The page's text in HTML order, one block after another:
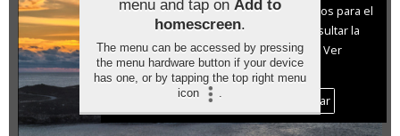
Utilizamos cookies nuestras y de terceros para el
funcionamiento del digital. Puedes consultar la
lista de cookies y como desconectarlas.
Ver
nuestra Política de Privacidad y Cookies
Aceptar Cookies
Personalizar
menu and tap on Add to
homescreen.
The menu can be accessed by pressing
the menu hardware button if your device
has one, or by tapping the top right menu
icon
.